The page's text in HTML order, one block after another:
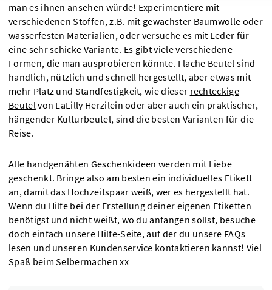
man es ihnen ansehen würde! Experimentiere mit
verschiedenen Stoffen, z.B. mit gewachster Baumwolle oder
wasserfesten Materialien, oder versuche es mit Leder für
eine sehr schicke Variante. Es gibt viele verschiedene
Formen, die man ausprobieren könnte. Flache Beutel sind
handlich, nützlich und schnell hergestellt, aber etwas mit
mehr Platz und Standfestigkeit, wie dieser rechteckige
Beutel von LaLilly Herzilein oder aber auch ein praktischer,
hängender Kulturbeutel, sind die besten Varianten für die
Reise.
Alle handgenähten Geschenkideen werden mit Liebe
geschenkt. Bringe also am besten ein individuelles Etikett
an, damit das Hochzeitspaar weiß, wer es hergestellt hat.
Wenn du Hilfe bei der Erstellung deiner eigenen Etiketten
benötigst und nicht weißt, wo du anfangen sollst, besuche
doch einfach unsere Hilfe-Seite, auf der du unsere FAQs
lesen und unseren Kundenservice kontaktieren kannst! Viel
Spaß beim Selbermachen xx